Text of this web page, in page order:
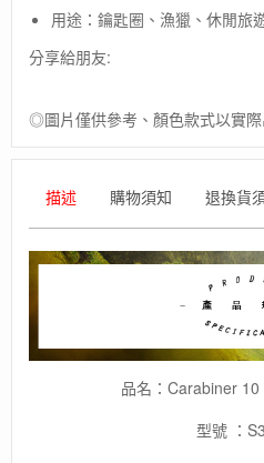
度
計
北
針
(含
環)
數
量
用途：鑰匙圈、漁獵、休閒旅
分享給朋友:
◎圖片僅供參考、顏色款式以實
描述 購物須知 退換貨
品名：Carabiner
型號 ：